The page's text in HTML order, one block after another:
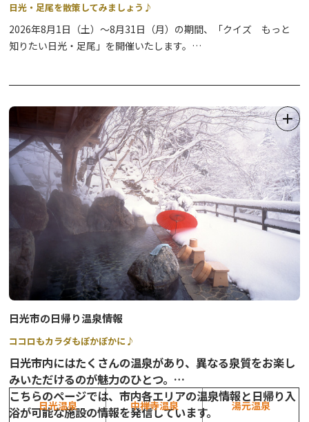
日光・足尾を散策してみましょう♪
2026年8月1日（土）～8月31日（月）の期間、「クイズ もっと
知りたい日光・足尾」を開催いたします。
【開催期間および引換期間】
令和8年8月1日（土）～令和8年8月31日（月）
【参加費用】
無料 ※入館料別途
【台紙配布】
mekke日光郷土センター、足尾案内所、日光市営バス（足尾線）
車内、
東武日光駅、JR日光駅構内観光案内所、足尾環境学習センター
わたらせ渓谷鐡道駅構内 など
☆★足尾町納涼祭 開催情報★☆
令和8年8月13日に、足尾町納涼祭が開催されます。
詳細は以下のリンクをご参照ください。
足尾町納涼祭 詳細情報ページ
日光市の日帰り温泉情報
ココロもカラダもぽかぽかに♪
日光市内にはたくさんの温泉があり、異なる泉質をお楽し
みいただけるのが魅力のひとつ。
こちらのページでは、市内各エリアの温泉情報と日帰り入
浴が可能な施設の情報を発信しています。
日光温泉 中禅寺温泉 湯元温泉